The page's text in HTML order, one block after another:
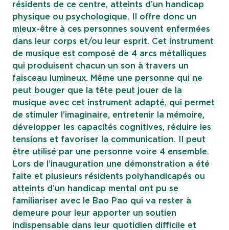
résidents de ce centre, atteints d’un handicap
physique ou psychologique. Il offre donc un
mieux-être à ces personnes souvent enfermées
dans leur corps et/ou leur esprit. Cet instrument
de musique est composé de 4 arcs métalliques
qui produisent chacun un son à travers un
faisceau lumineux. Même une personne qui ne
peut bouger que la tête peut jouer de la
musique avec cet instrument adapté, qui permet
de stimuler l’imaginaire, entretenir la mémoire,
développer les capacités cognitives, réduire les
tensions et favoriser la communication. Il peut
être utilisé par une personne voire 4 ensemble.
Lors de l’inauguration une démonstration a été
faite et plusieurs résidents polyhandicapés ou
atteints d’un handicap mental ont pu se
familiariser avec le Bao Pao qui va rester à
demeure pour leur apporter un soutien
indispensable dans leur quotidien difficile et